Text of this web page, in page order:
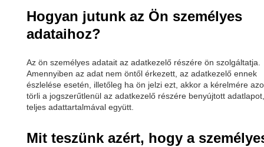
Hogyan jutunk az Ön személyes
adataihoz?
Az ön személyes adatait az adatkezelő részére ön szolgáltatja.
Amennyiben az adat nem öntől érkezett, az adatkezelő ennek
észlelése esetén, illetőleg ha ön jelzi ezt, akkor a kérelmére
törli a jogszerűtlenül az adatkezelő részére benyújtott
teljes adattartalmával együtt.
Mit teszünk azért, hogy a